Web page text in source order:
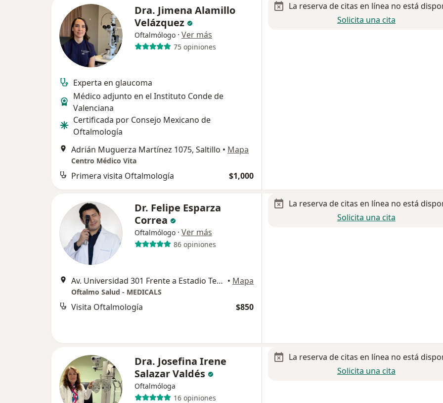
Dra. Jimena Alamillo
Velázquez
Oftalmólogo · Ver más
75 opiniones
Experta en glaucoma
Médico adjunto en el Instituto Conde de
Valenciana
Certificada por Consejo Mexicano de
Oftalmología
Adrián Muguerza Martínez 1075, Saltillo • Mapa
Centro Médico Vita
Primera visita Oftalmología $1,000
La reserva de citas en línea no está
Solicita una cita
Dr. Felipe Esparza
Correa
Oftalmólogo · Ver más
86 opiniones
Av. Universidad 301 Frente a Estadio Tec Saltillo, Saltillo • Mapa
Oftalmo Salud - MEDICALS
Visita Oftalmología $850
La reserva de citas en línea no está
Solicita una cita
Dra. Josefina Irene
Salazar Valdés
Oftalmóloga
16 opiniones
La reserva de citas en línea no está
Solicita una cita